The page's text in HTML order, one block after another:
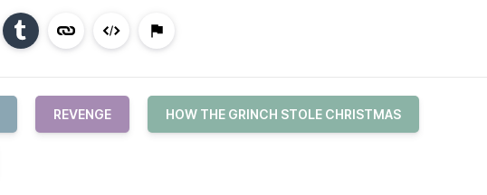
REVENGE HOW THE GRINCH STOLE CHRISTMAS